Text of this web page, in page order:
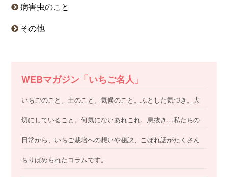
病害虫のこと
その他
WEBマガジン「いちご名人」
いちごのこと。土のこと。気候のこと。ふとした気づき。大
切にしていること。何気にないあれこれ。息抜き…私たちの
日常から、いちご栽培への想いや秘訣、こぼれ話がたくさん
ちりばめられたコラムです。